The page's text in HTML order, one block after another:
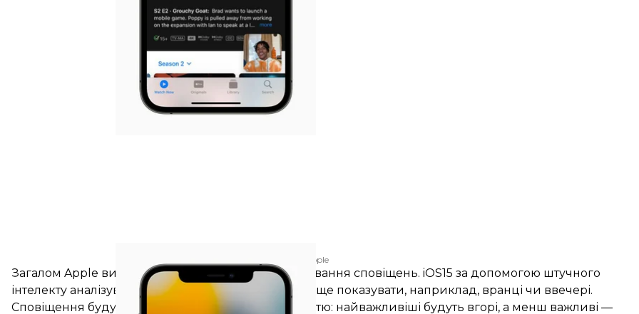
Apple
Загалом Apple вирішила змінити алгоритм показування сповіщень. iOS15 за допомогою штучного
інтелекту аналізуватиме, коли і які сповіщення краще показувати, наприклад, вранці чи ввечері.
Сповіщення будуть розміщуватися за пріоритетністю: найважливіші будуть вгорі, а менш важливі —